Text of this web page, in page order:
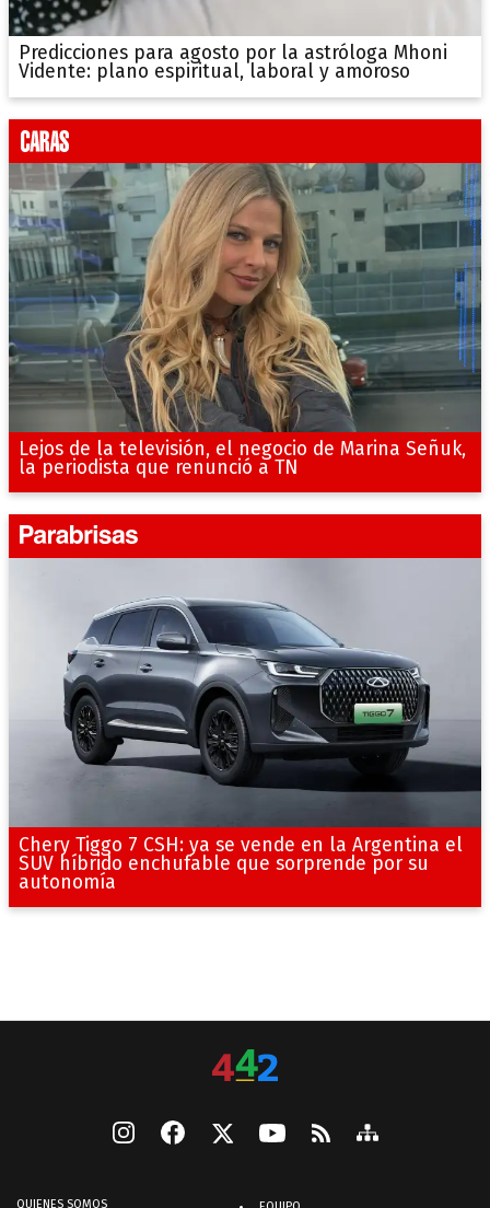
Predicciones para agosto por la astróloga Mhoni
Vidente: plano espiritual, laboral y amoroso
Lejos de la televisión, el negocio de Marina Señuk,
la periodista que renunció a TN
Chery Tiggo 7 CSH: ya se vende en la Argentina el
SUV híbrido enchufable que sorprende por su
autonomía
QUIENES SOMOS